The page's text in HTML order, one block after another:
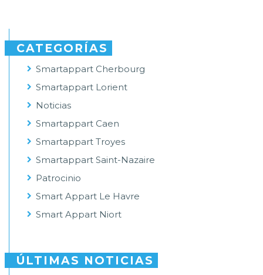
CATEGORÍAS
Smartappart Cherbourg
Smartappart Lorient
Noticias
Smartappart Caen
Smartappart Troyes
Smartappart Saint-Nazaire
Patrocinio
Smart Appart Le Havre
Smart Appart Niort
ÚLTIMAS NOTICIAS